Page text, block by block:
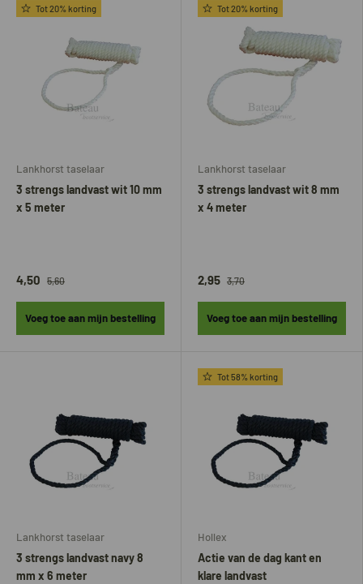
Tot 20% korting
Lankhorst taselaar
3 strengs landvast wit 10 mm
x 5 meter
4,50 5,60
Voeg toe aan mijn bestelling
Tot 20% korting
Lankhorst taselaar
3 strengs landvast wit 8 mm
x 4 meter
2,95 3,70
Voeg toe aan mijn bestelling
Lankhorst taselaar
3 strengs landvast navy 8
mm x 6 meter
Tot 58% korting
Hollex
Actie van de dag kant en
klare landvast